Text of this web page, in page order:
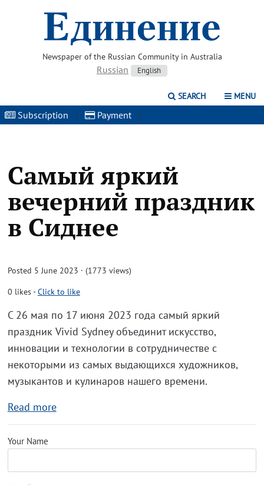
Newspaper of the Russian Community in Australia
Russian English
SEARCH MENU
Subscription | Payment |
Самый яркий
вечерний праздник
в Сиднее
Posted 5 June 2023 · (1773 views)
0 likes-Click to like
С 26 мая по 17 июня 2023 года самый яркий
праздник Vivid Sydney объединит искусство,
инновации и технологии в сотрудничестве с
некоторыми из самых выдающихся художников,
музыкантов и кулинаров нашего времени.
Read more
Your Name